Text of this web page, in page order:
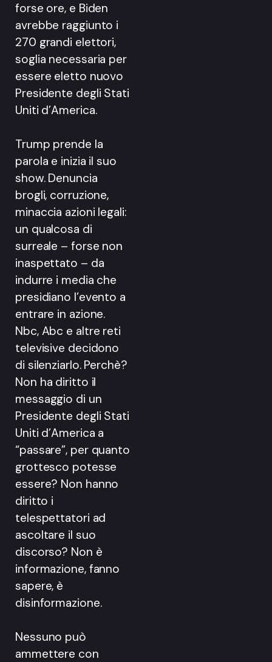
forse ore, e Biden
avrebbe raggiunto i
270 grandi elettori,
soglia necessaria per
essere eletto nuovo
Presidente degli Stati
Uniti d’America.
Trump prende la
parola e inizia il suo
show. Denuncia
brogli, corruzione,
minaccia azioni legali:
un qualcosa di
surreale – forse non
inaspettato – da
indurre i media che
presidiano l’evento a
entrare in azione.
Nbc, Abc e altre reti
televisive decidono
di silenziarlo. Perchè?
Non ha diritto il
messaggio di un
Presidente degli Stati
Uniti d’America a
“passare”, per quanto
grottesco potesse
essere? Non hanno
diritto i
telespettatori ad
ascoltare il suo
discorso? Non è
informazione, fanno
sapere, è
disinformazione.
Nessuno può
ammettere con